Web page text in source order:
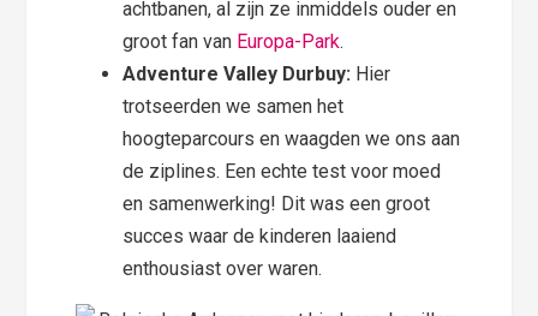
achtbanen, al zijn ze inmiddels ouder en
groot fan van Europa-Park.
Adventure Valley Durbuy: Hier
trotseerden we samen het
hoogteparcours en waagden we ons aan
de ziplines. Een echte test voor moed
en samenwerking! Dit was een groot
succes waar de kinderen laaiend
enthousiast over waren.